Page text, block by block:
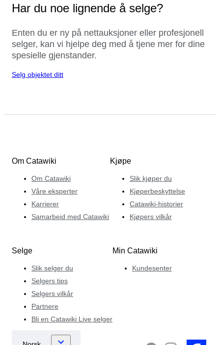
Har du noe lignende å selge?
Enten du er ny på nettauksjoner eller profesjonell
selger, kan vi hjelpe deg med å tjene mer for dine
spesielle gjenstander.
Selg objektet ditt
Om Catawiki
Om Catawiki
Våre eksperter
Karrierer
Samarbeid med Catawiki
Kjøpe
Slik kjøper du
Kjøperbeskyttelse
Catawiki-historier
Kjøpers vilkår
Selge
Slik selger du
Selgers tips
Selgers vilkår
Partnere
Bli en Catawiki Live selger
Min Catawiki
Kundesenter